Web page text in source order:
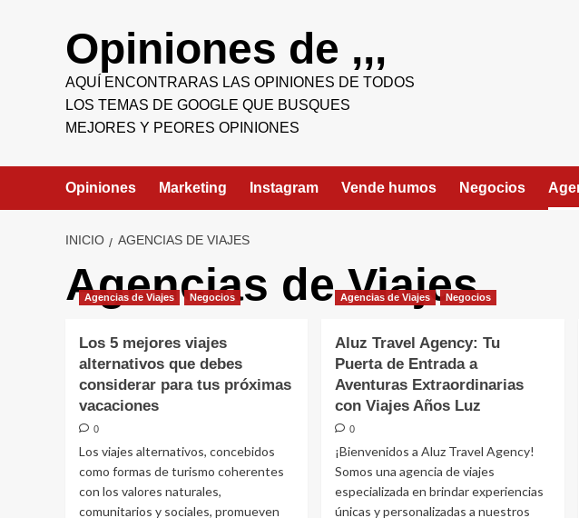
Opiniones de ,,,
AQUÍ ENCONTRARAS LAS OPINIONES DE TODOS
LOS TEMAS DE GOOGLE QUE BUSQUES
MEJORES Y PEORES OPINIONES
Opiniones Marketing Instagram Vende humos Negocios
INICIO AGENCIAS DE VIAJES
Agencias de Viajes
Agencias de Viajes Negocios
Los 5 mejores viajes
alternativos que debes
considerar para tus próximas
vacaciones
0
Los viajes alternativos, concebidos
como formas de turismo coherentes
con los valores naturales,
comunitarios y sociales, promueven
Agencias de Viajes Negocios
Aluz Travel Agency: Tu
Puerta de Entrada a
Aventuras Extraordinarias
con Viajes Años Luz
0
¡Bienvenidos a Aluz Travel Agency!
Somos una agencia de viajes
especializada en brindar experiencias
únicas y personalizadas a nuestros